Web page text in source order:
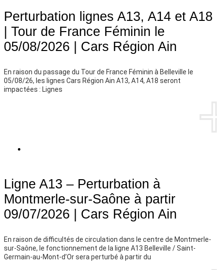
Perturbation lignes A13, A14 et A18
| Tour de France Féminin le
05/08/2026 | Cars Région Ain
En raison du passage du Tour de France Féminin à Belleville le
05/08/26, les lignes Cars Région Ain A13, A14, A18 seront
impactées : Lignes
Ligne A13 – Perturbation à
Montmerle-sur-Saône à partir
09/07/2026 | Cars Région Ain
En raison de difficultés de circulation dans le centre de Montmerle-
sur-Saône, le fonctionnement de la ligne A13 Belleville / Saint-
Germain-au-Mont-d’Or sera perturbé à partir du